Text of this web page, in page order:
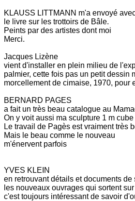
KLAUSS LITTMANN m'a envoyé
le livre sur les trottoirs de Bâle.
Peints par des artistes dont moi
Merci.
Jacques Lizène
vient d'installer en plein milieu de
palmier, cette fois pas un petit dessin
morcellement de cimaise, 1970, pour
BERNARD PAGES
a fait un très beau catalogue au
On y voit aussi ma sculpture 1 m
Le travail de Pagès est vraiment très
Mais le beau comme le nouveau
m'énervent parfois
YVES KLEIN
en retrouvant détails et documents de
les nouveaux ouvrages qui sortent
c'est toujours intéressant de savoir